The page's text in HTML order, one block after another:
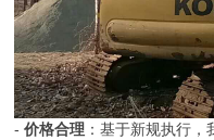
-价格合理 ：基于新规执行，